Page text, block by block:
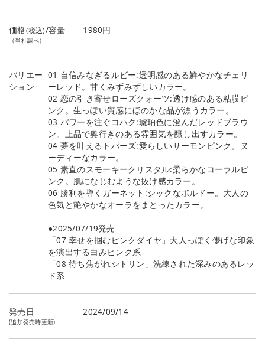
価格(税込)/容量
（当社調べ）
1980円
バリエー
ション
01 自信みなぎるルビー:透明感のある鮮やかなチェリ
ーレッド。甘くみずみずしいカラー。
02 恋の引き寄せローズクォーツ:透け感のある粘膜ピ
ンク。生っぽい質感にほのかな品が漂うカラー。
03 パワーを注ぐコハク:琥珀色に澄んだレッドブラウ
ン。上品で奥行きのある雰囲気を醸し出すカラー。
04 夢を叶えるトパーズ:愛らしいサーモンピンク。ヌ
ーディーなカラー。
05 素直のスモーキークリスタル:柔らかなコーラルピ
ンク。肌になじむような抜け感カラー。
06 勝利を導くガーネット:シックなボルドー。大人の
色気と艶やかなオーラをまとったカラー。
●2025/07/19発売
「07 幸せを掴むピンクダイヤ」大人っぽく儚げな印象
を演出する白みピンク系
「08 待ち焦がれシトリン」洗練された深みのあるレッ
ド系
発売日
(追加発売時更新)
2024/09/14